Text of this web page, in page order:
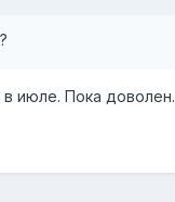
в июле. Пока доволен.